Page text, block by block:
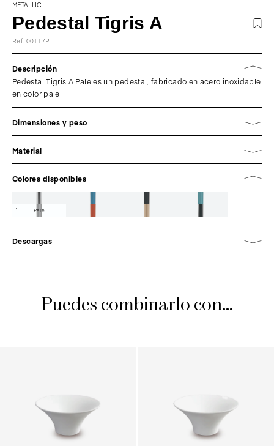
METALLIC
Pedestal Tigris A
Ref. 00117P
Descripción
Pedestal Tigris A Pale es un pedestal, fabricado en acero inoxidable
en color pale
Dimensiones y peso
Material
Colores disponibles
Pale
Descargas
Puedes combinarlo con...